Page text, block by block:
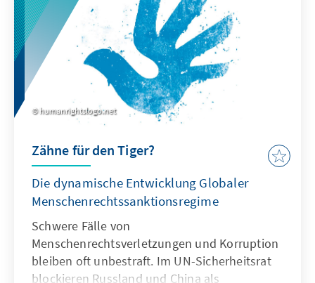
humanrightslogo.net
Zähne für den Tiger?
Die dynamische Entwicklung Globaler
Menschenrechtssanktionsregime
Schwere Fälle von
Menschenrechtsverletzungen und Korruption
bleiben oft unbestraft. Im UN-Sicherheitsrat
blockieren Russland und China als